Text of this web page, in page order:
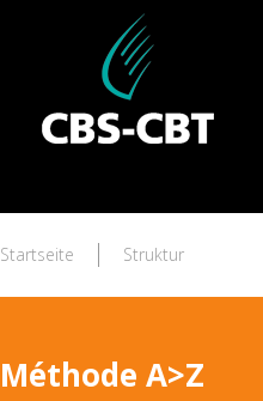
Startseite Struktur
Méthode A>Z